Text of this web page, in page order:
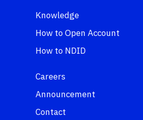
Knowledge
How to Open Account
How to NDID
Careers
Announcement
Contact